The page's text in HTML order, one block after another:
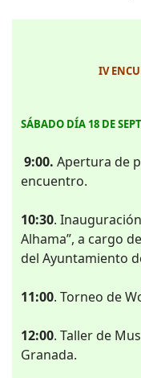
IV
SÁBADO DÍA 18 DE
9:00. Apertura de
encuentro.
10:30.
Alhama”, a cargo
del Ayuntamiento
11:00. Torneo de
12:00. Taller de
Granada.